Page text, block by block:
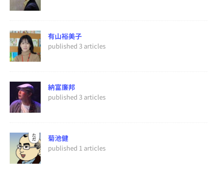
有山裕美子
published 3 articles
納富廉邦
published 3 articles
菊池健
published 1 articles